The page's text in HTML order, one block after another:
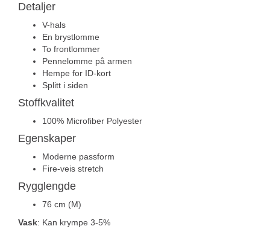
Detaljer
V-hals
En brystlomme
To frontlommer
Pennelomme på armen
Hempe for ID-kort
Splitt i siden
Stoffkvalitet
100% Microfiber Polyester
Egenskaper
Moderne passform
Fire-veis stretch
Rygglengde
76 cm (M)
Vask: Kan krympe 3-5%